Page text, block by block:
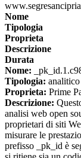
Nome
Tipologia
Proprieta
Descrizione
Durata
Nome:
Tipologia: analitico
Proprieta: Prime
Descrizione:
analisi web open
proprietari di siti
misurare le
prefisso _pk_id è